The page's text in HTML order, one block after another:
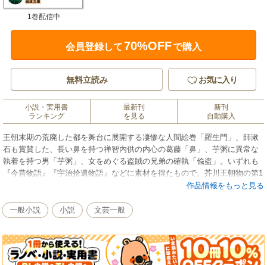
1巻配信中
会員登録して70%OFFで購入
無料立読み お気に入り
小説・実用書
ランキング
最新刊
を見る
新刊
自動購入
王朝末期の荒廃した都を舞台に展開する凄惨な人間絵巻「羅生門」、師漱
石も賞賛した、長い鼻を持つ禅智内供の内心の葛藤「鼻」、芋粥に異常な
執着を持つ男「芋粥」、女をめぐる盗賊の兄弟の確執「偸盗」。いずれも
『今昔物語』『宇治拾遺物語』などに素材を得たもので、芥川王朝物の第1
作品情報をもっと見る
一般小説 小説 文芸一般